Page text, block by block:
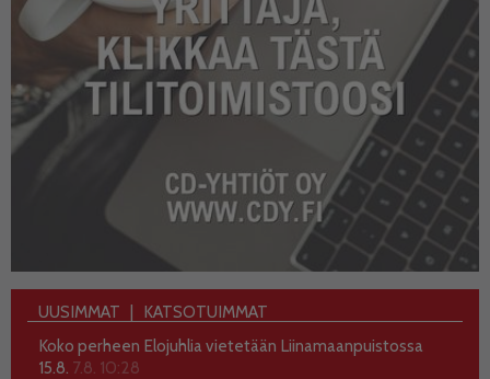
UUSIMMAT
KATSOTUIMMAT
Koko perheen Elojuhlia vietetään Liinamaanpuistossa
15.8. 7.8. 10:28